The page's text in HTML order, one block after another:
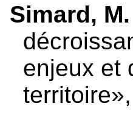
Simard, M.
enjeux et